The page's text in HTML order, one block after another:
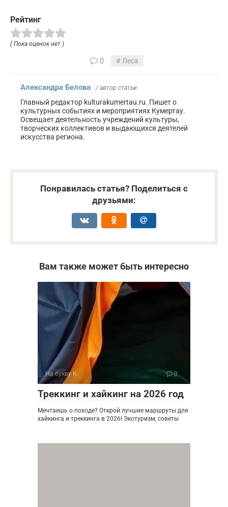
Рейтинг
( Пока оценок нет )
0 Леса
Александра Белова / автор статьи
Главный редактор kulturakumertau.ru. Пишет о
культурных событиях и мероприятиях Кумертау.
Освещает деятельность учреждений культуры,
творческих коллективов и выдающихся деятелей
искусства региона.
Понравилась статья? Поделиться с
друзьями:
Вам также может быть интересно
На букву К 0
Треккинг и хайкинг на 2026 год
Мечтаешь о походе? Открой лучшие маршруты для
хайкинга и треккинга в 2026! Экотуризм, советы